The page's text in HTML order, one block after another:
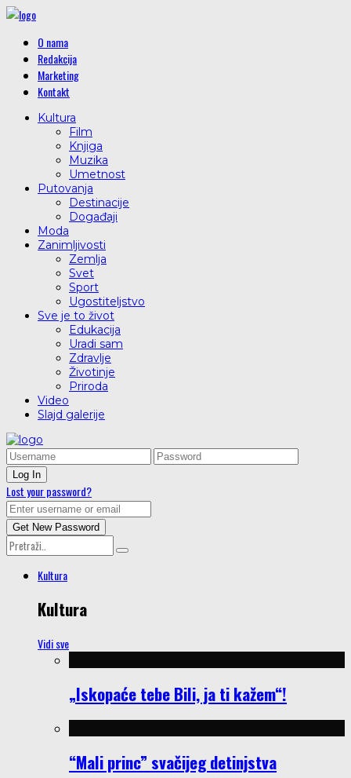
O nama
Redakcija
Marketing
Kontakt
Kultura
Film
Knjiga
Muzika
Umetnost
Putovanja
Destinacije
Događaji
Moda
Zanimljivosti
Zemlja
Svet
Sport
Ugostiteljstvo
Sve je to život
Edukacija
Uradi sam
Zdravlje
Životinje
Priroda
Video
Slajd galerije
Lost your password?
Kultura
Kultura
Vidi sve
„Iskopaće tebe Bili, ja ti kažem“!
“Mali princ” svačijeg detinjstva